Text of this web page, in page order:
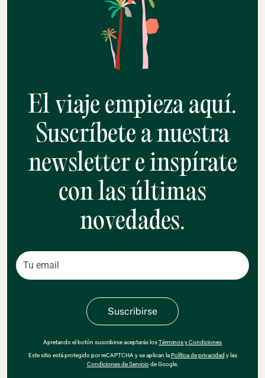
El viaje empieza aquí.
Suscríbete a nuestra
newsletter e inspírate
con las últimas
novedades.
Apretando el botón suscribirse aceptarás losTérminos y Condiciones
Este sitio está protegido por reCAPTCHA y se aplican laPolítica de privacidad y las
Condiciones de Serviciode Google.